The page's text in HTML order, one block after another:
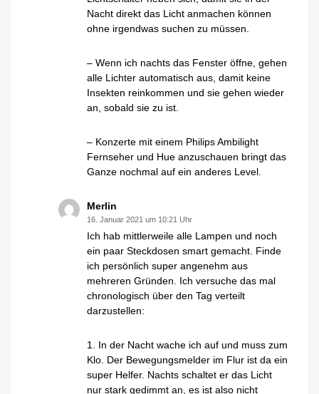
Nacht direkt das Licht anmachen können
ohne irgendwas suchen zu müssen.
– Wenn ich nachts das Fenster öffne, gehen
alle Lichter automatisch aus, damit keine
Insekten reinkommen und sie gehen wieder
an, sobald sie zu ist.
– Konzerte mit einem Philips Ambilight
Fernseher und Hue anzuschauen bringt das
Ganze nochmal auf ein anderes Level.
Merlin
16. Januar 2021 um 10:21 Uhr
Ich hab mittlerweile alle Lampen und noch
ein paar Steckdosen smart gemacht. Finde
ich persönlich super angenehm aus
mehreren Gründen. Ich versuche das mal
chronologisch über den Tag verteilt
darzustellen:
1. In der Nacht wache ich auf und muss zum
Klo. Der Bewegungsmelder im Flur ist da ein
super Helfer. Nachts schaltet er das Licht
nur stark gedimmt an, es ist also nicht